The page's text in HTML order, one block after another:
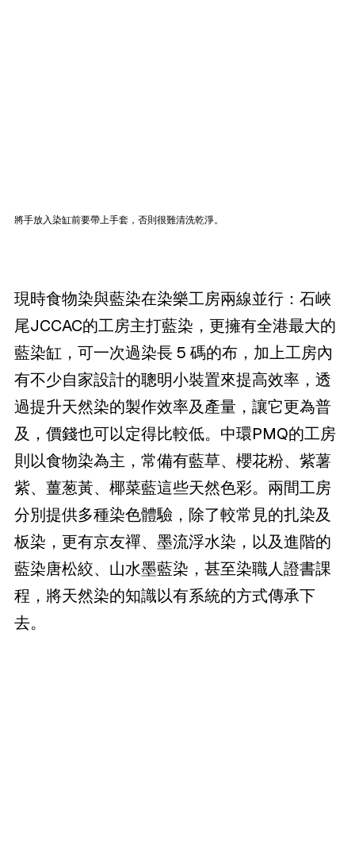
將手放入染缸前要帶上手套，否則很難清洗乾淨。
現時食物染與藍染在染樂工房兩線並行：石峽
尾JCCAC的工房主打藍染，更擁有全港最大的
藍染缸，可一次過染長 5 碼的布，加上工房內
有不少自家設計的聰明小裝置來提高效率，透
過提升天然染的製作效率及產量，讓它更為普
及，價錢也可以定得比較低。中環PMQ的工房
則以食物染為主，常備有藍草、櫻花粉、紫薯
紫、薑葱黃、椰菜藍這些天然色彩。兩間工房
分別提供多種染色體驗，除了較常見的扎染及
板染，更有京友禪、墨流浮水染，以及進階的
藍染唐松絞、山水墨藍染，甚至染職人證書課
程，將天然染的知識以有系統的方式傳承下
去。